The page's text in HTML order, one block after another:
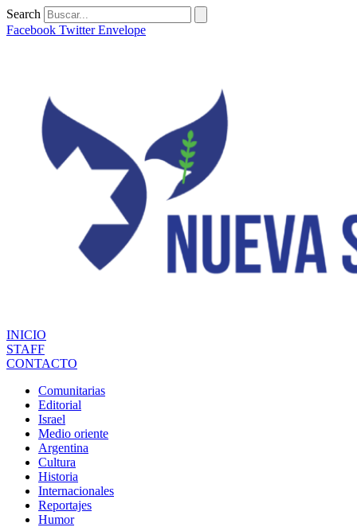
Ir
al
Search
Facebook Twitter Envelope
INICIO
STAFF
CONTACTO
Comunitarias
Editorial
Israel
Medio oriente
Argentina
Cultura
Historia
Internacionales
Reportajes
Humor